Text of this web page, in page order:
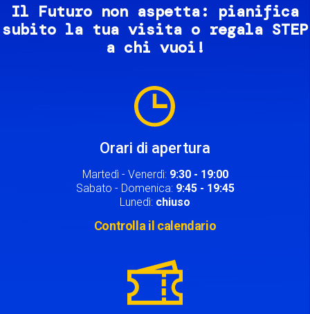
Il Futuro non aspetta: pianifica
subito la tua visita o regala STEP
a chi vuoi!
Orari di apertura
Martedì - Venerdì: 9:30 - 19:00
Sabato - Domenica: 9:45 - 19:45
Lunedì: chiuso
Controlla il calendario